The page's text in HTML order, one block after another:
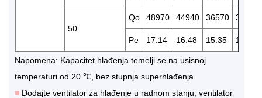
50
Qo 48970 44940 36570 30120
Pe 17.14 16.48 15.35 14.11
Napomena: Kapacitet hlađenja temelji se na usisnoj
temperaturi od 20 ℃, bez stupnja superhlađenja.
■ Dodajte ventilator za hlađenje u radnom stanju, ventilator